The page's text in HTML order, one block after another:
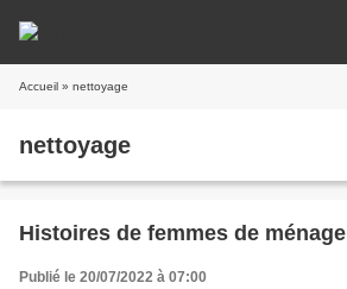
Accueil » nettoyage
nettoyage
Histoires de femmes de ménage
Publié le 20/07/2022 à 07:00